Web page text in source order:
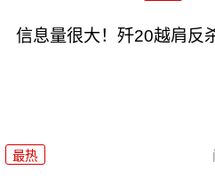
信息量很大！歼20越肩反
最热